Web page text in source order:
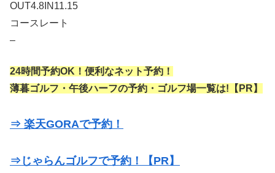
OUT4.8IN11.15
コースレート
–
24時間予約OK！便利なネット予約！
薄暮ゴルフ・午後ハーフの予約・ゴルフ場一覧は!【PR】
⇒ 楽天GORAで予約！
⇒じゃらんゴルフで予約！【PR】